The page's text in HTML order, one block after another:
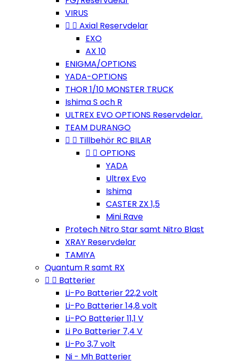
VIRUS
  Axial Reservdelar
EXO
AX 10
ENIGMA/OPTIONS
YADA-OPTIONS
THOR 1/10 MONSTER TRUCK
Ishima S och R
ULTREX EVO OPTIONS Reservdelar.
TEAM DURANGO
  Tillbehör RC BILAR
  OPTIONS
YADA
Ultrex Evo
Ishima
CASTER ZX 1,5
Mini Rave
Protech Nitro Star samt Nitro Blast
XRAY Reservdelar
TAMIYA
Quantum R samt RX
  Batterier
Li-Po Batterier 22,2 volt
Li-Po Batterier 14,8 volt
Li-PO Batterier 11,1 V
Li Po Batterier 7,4 V
Li-Po 3,7 volt
Ni - Mh Batterier